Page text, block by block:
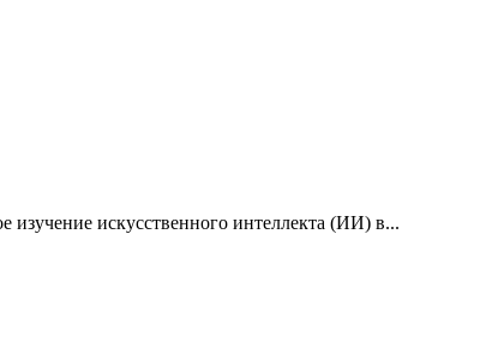
изучение искусственного интеллекта (ИИ) в...